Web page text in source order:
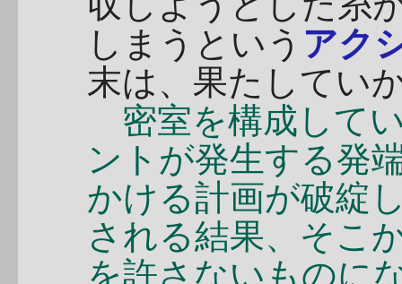
しまうという アク
末は、果たして
密室を構成して
ントが発生する発
かける計画が破綻
される結果、そこ
を許さないものに